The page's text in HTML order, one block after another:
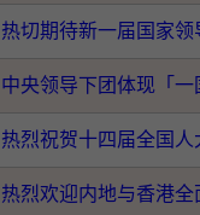
热切期待新一届国家
中央领导下团体现「
热烈祝贺十四届全国
热烈欢迎内地与香港全